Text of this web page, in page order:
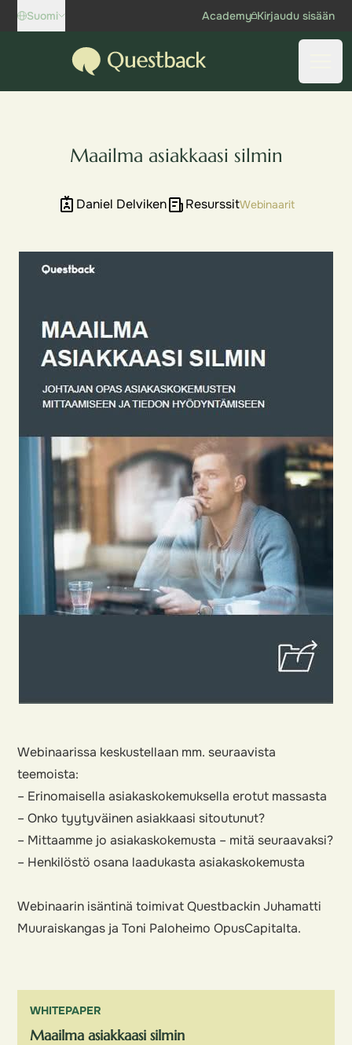
Skip to content
Suomi Academy Kirjaudu sisään
Questback
Maailma asiakkaasi silmin
Daniel Delviken ResurssitWebinaarit
Webinaarissa keskustellaan mm. seuraavista
teemoista:
– Erinomaisella asiakaskokemuksella erotut massasta
– Onko tyytyväinen asiakkaasi sitoutunut?
– Mittaamme jo asiakaskokemusta – mitä seuraavaksi?
– Henkilöstö osana laadukasta asiakaskokemusta
Webinaarin isäntinä toimivat Questbackin Juhamatti
Muuraiskangas ja Toni Paloheimo OpusCapitalta.
WHITEPAPER
Maailma asiakkaasi silmin